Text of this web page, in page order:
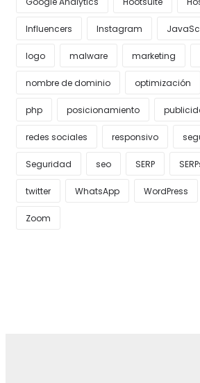
Influencers Instagram
logo malware marketing
nombre de dominio optimización
php posicionamiento
redes sociales responsivo
Seguridad seo SERP
twitter WhatsApp WordPress
Zoom